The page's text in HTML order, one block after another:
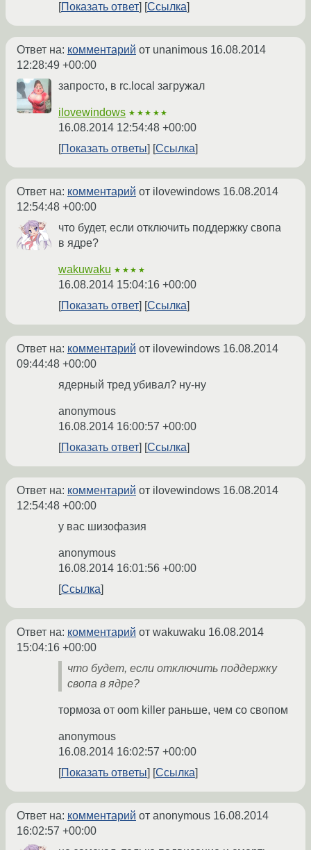
Показать ответ
Ссылка
Ответ на: комментарий от unanimous 16.08.2014
12:28:49 +00:00
запросто, в rc.local загружал
ilovewindows ★★★★★
16.08.2014 12:54:48 +00:00
Показать ответы
Ссылка
Ответ на: комментарий от ilovewindows 16.08.2014
12:54:48 +00:00
что будет, если отключить поддержку свопа
в ядре?
wakuwaku ★★★★
16.08.2014 15:04:16 +00:00
Показать ответ
Ссылка
Ответ на: комментарий от ilovewindows 16.08.2014
09:44:48 +00:00
ядерный тред убивал? ну-ну
anonymous
16.08.2014 16:00:57 +00:00
Показать ответ
Ссылка
Ответ на: комментарий от ilovewindows 16.08.2014
12:54:48 +00:00
у вас шизофазия
anonymous
16.08.2014 16:01:56 +00:00
Ссылка
Ответ на: комментарий от wakuwaku 16.08.2014
15:04:16 +00:00
что будет, если отключить поддержку
свопа в ядре?
тормоза от oom killer раньше, чем со свопом
anonymous
16.08.2014 16:02:57 +00:00
Показать ответы
Ссылка
Ответ на: комментарий от anonymous 16.08.2014
16:02:57 +00:00